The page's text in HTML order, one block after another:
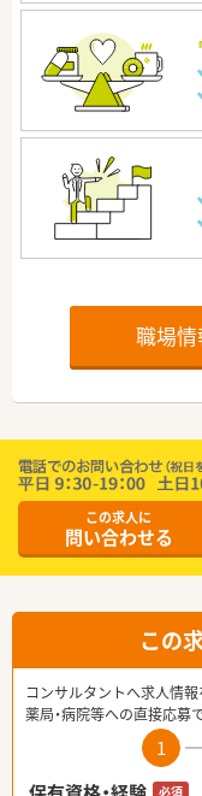
職場
この求人に
問い合わせる
この
コンサルタントへ求人情
薬局・病院等への直接応募
1
必須